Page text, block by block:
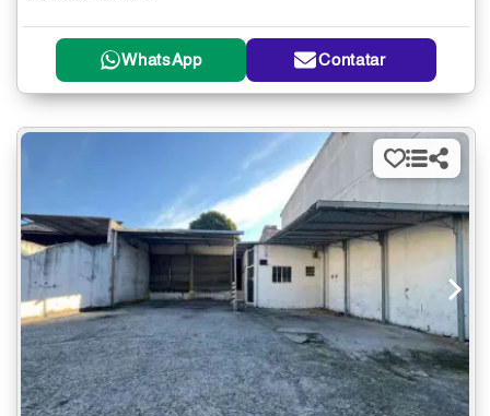
WhatsApp Contatar